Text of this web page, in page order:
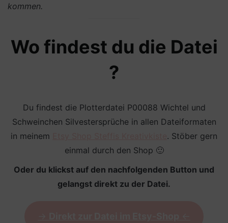
kommen.
Wo findest du die Datei
?
Du findest die Plotterdatei P00088 Wichtel und
Schweinchen Silvestersprüche in allen Dateiformaten
in meinem
. Stöber gern
einmal durch den Shop 🙂
Oder du klickst auf den nachfolgenden Button und
gelangst direkt zu der Datei.